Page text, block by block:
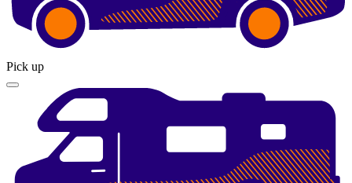
Pick up